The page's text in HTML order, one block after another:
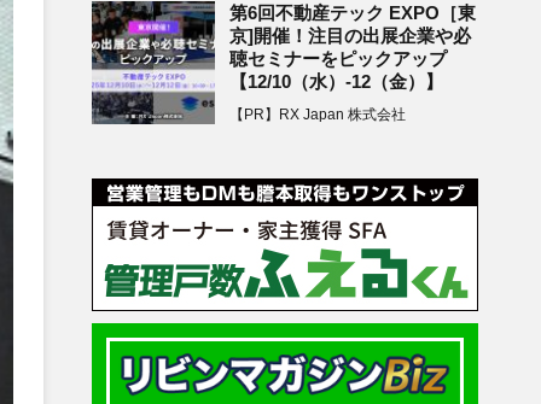
第6回不動産テック EXPO［東
京]開催！注目の出展企業や必
聴セミナーをピックアップ
【12/10（水）-12（金）】
【PR】RX Japan 株式会社